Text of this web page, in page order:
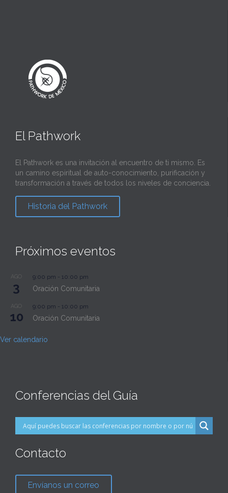
El Pathwork
El Pathwork es una invitación al encuentro de ti mismo. Es
un camino espiritual de auto-conocimiento, purificación y
transformación a través de todos los niveles de conciencia.
Historia del Pathwork
Próximos eventos
AGO
3
9:00 pm - 10:00 pm
Oración Comunitaria
AGO
10
9:00 pm - 10:00 pm
Oración Comunitaria
Ver calendario
Conferencias del Guía
Contacto
Envíanos un correo